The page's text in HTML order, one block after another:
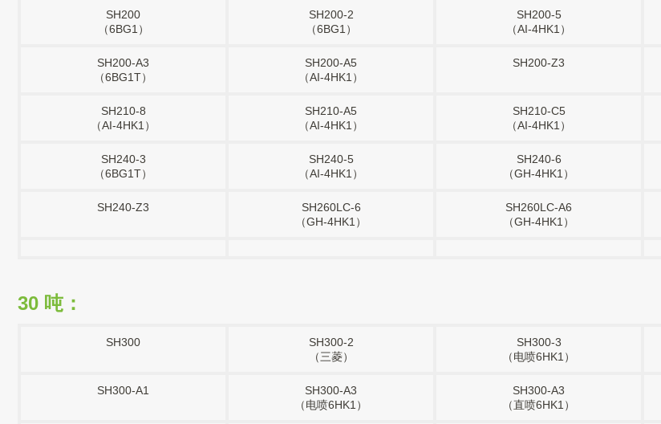
SH200
（6BG1）
SH200-2
（6BG1）
SH200-5
（AI-4HK1）
SH200-A3
（6BG1T）
SH200-A5
（AI-4HK1）
SH200-Z3
SH210-8
（AI-4HK1）
SH210-A5
（AI-4HK1）
SH210-C5
（AI-4HK1）
SH240-3
（6BG1T）
SH240-5
（AI-4HK1）
SH240-6
（GH-4HK1）
SH240-Z3
SH260LC-6
（GH-4HK1）
SH260LC-A6
（GH-4HK1）
30 吨：
SH300
SH300-2
（三菱）
SH300-3
（电喷6HK1）
SH300-A1
SH300-A3
（电喷6HK1）
SH300-A3
（直喷6HK1）